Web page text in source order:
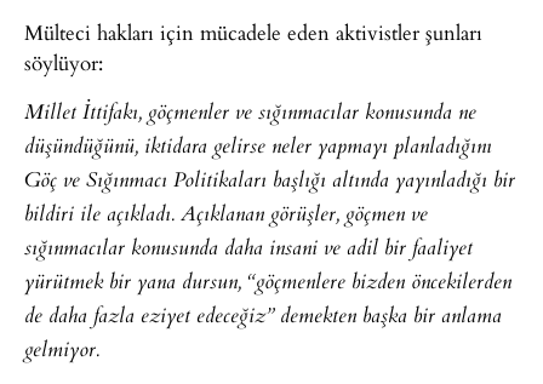
Mülteci hakları için mücadele eden aktivistler şunları
söylüyor:
Millet İttifakı, göçmenler ve sığınmacılar konusunda ne
düşündüğünü, iktidara gelirse neler yapmayı planladığını
Göç ve Sığınmacı Politikaları başlığı altında yayınladığı bir
bildiri ile açıkladı. Açıklanan görüşler, göçmen ve
sığınmacılar konusunda daha insani ve adil bir faaliyet
yürütmek bir yana dursun, “göçmenlere bizden öncekilerden
de daha fazla eziyet edeceğiz” demekten başka bir anlama
gelmiyor.